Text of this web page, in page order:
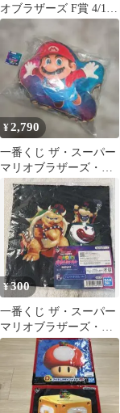
オブラザーズ F賞 4/1レ
ンガブロック豆皿
¥2,790
一番くじ ザ・スーパー
マリオブラザーズ・ム
ービー A賞 マリオ クッ
ション
¥300
一番くじ ザ・スーパー
マリオブラザーズ・ム
ービー ハンドタオル